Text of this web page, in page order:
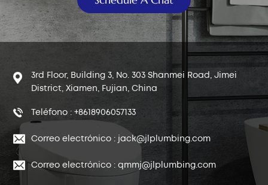
3rd Floor, Building 3, No. 303 Shanmei Road, Jimei
District, Xiamen, Fujian, China
Teléfono : +8618906057133
Correo electrónico : jack@jlplumbing.com
Correo electrónico : qmmj@jlplumbing.com